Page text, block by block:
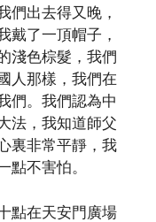
們出去得又晚，
戴了一頂帽子，
淺色棕髮，我們
人那樣，我們在
們。我們認為中
法，我知道師父
裏非常平靜，我
點不害怕。
點在天安門廣場